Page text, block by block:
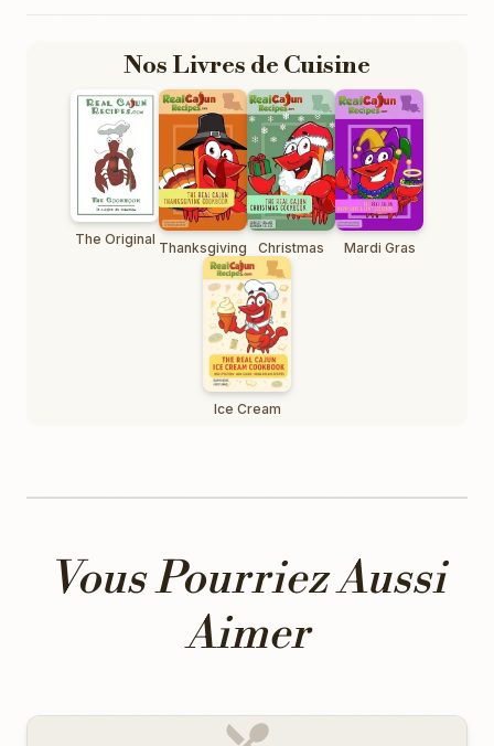
Nos Livres de Cuisine
The Original Thanksgiving Christmas Mardi Gras
Ice Cream
Vous Pourriez Aussi
Aimer